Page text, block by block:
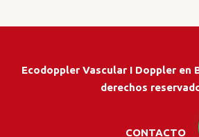
Ecodoppler Vascular I Doppler en
derechos
CONTACTO